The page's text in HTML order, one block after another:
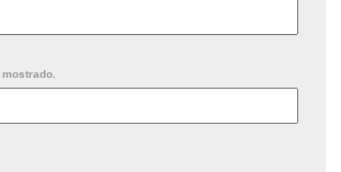
mostrado.